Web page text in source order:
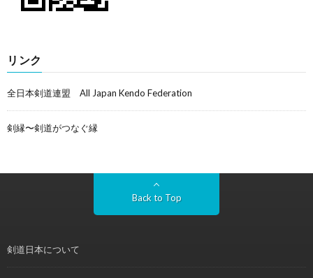
リンク
全日本剣道連盟 All Japan Kendo Federation
剣縁〜剣道がつなぐ縁
Back to Top
剣道日本について